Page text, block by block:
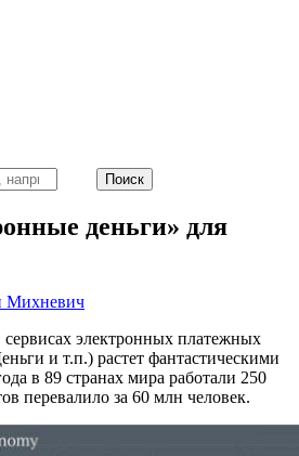
деньги» для
Михневич
сервисах электронных платежных
и т.п.) растет фантастическими
в 89 странах мира работали 250
перевалило за 60 млн человек.